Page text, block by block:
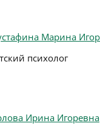
Марина
психолог
Ирина Игоревна